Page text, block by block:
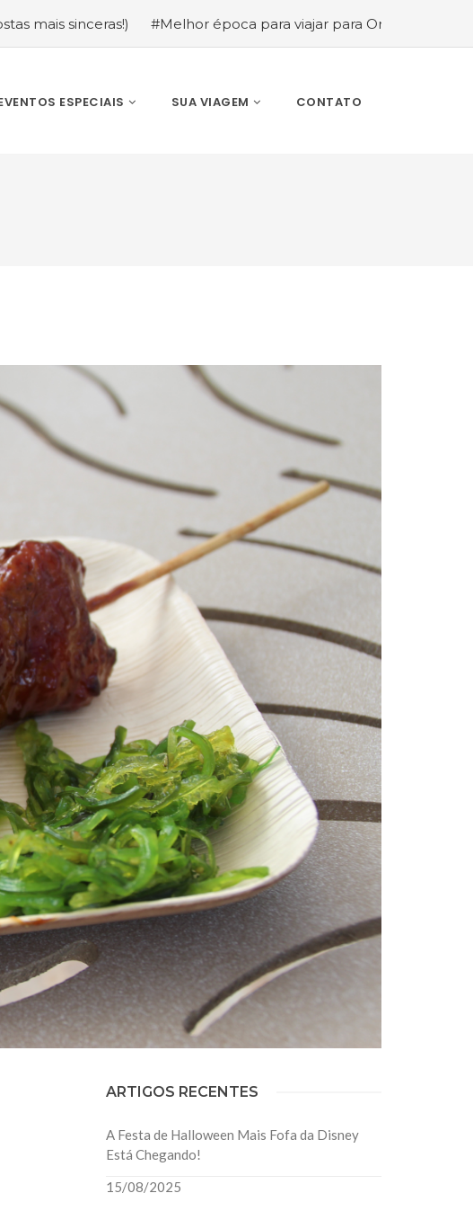
#Melhor época para viajar para Orlando: mês a mês (guia
ESPECIAIS SUA VIAGEM CONTATO
ARTIGOS RECENTES
A Festa de Halloween Mais Fofa da Disney
Está Chegando!
15/08/2025